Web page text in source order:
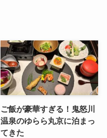
ご飯が豪華すぎる！鬼怒川
温泉のゆらら丸京に泊まっ
てきた